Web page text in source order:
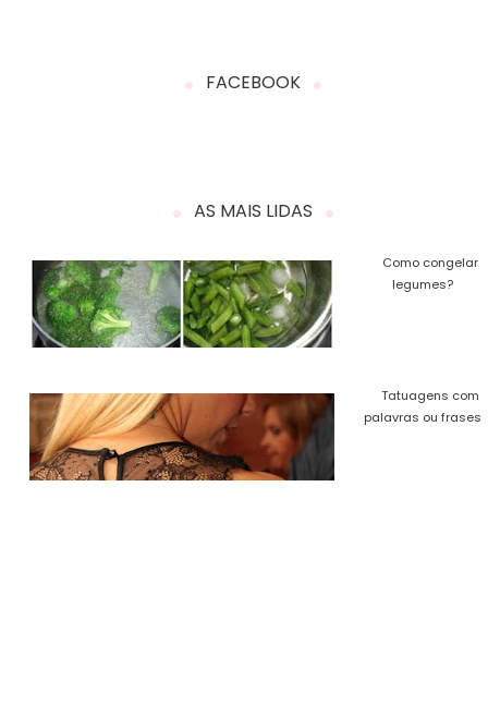
FACEBOOK
AS MAIS LIDAS
Como congelar
legumes?
Tatuagens com
palavras ou frases